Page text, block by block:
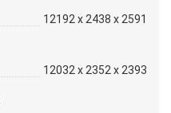
12192 x 2438 x 2591
12032 x 2352 x 2393